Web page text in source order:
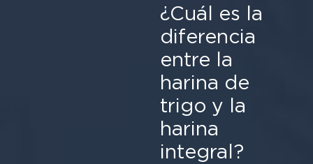
¿Cuál es la
diferencia
entre la
harina de
trigo y la
harina
integral?